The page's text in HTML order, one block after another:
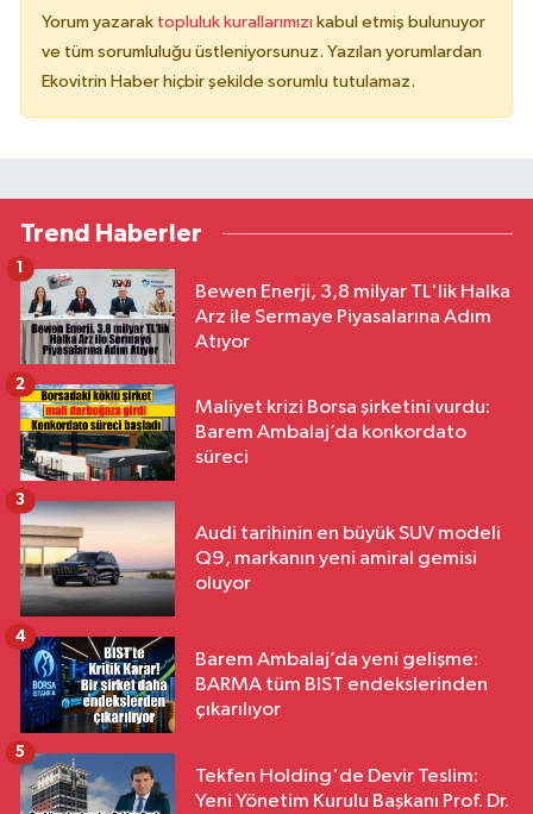
Yorum yazarak topluluk kurallarımızı kabul etmiş bulunuyor
ve tüm sorumluluğu üstleniyorsunuz. Yazılan yorumlardan
Ekovitrin Haber hiçbir şekilde sorumlu tutulamaz.
Trend Haberler
Bewen Enerji, 3,8 milyar TL'lik Halka
Arz ile Sermaye Piyasalarına Adım
Atıyor
1
Maliyet krizi Borsa şirketini vurdu:
Barem Ambalaj’da konkordato
süreci
2
Audi tarihinin en büyük SUV modeli
Q9, markanın yeni amiral gemisi
oluyor
3
Barem Ambalaj’da yeni gelişme:
BARMA tüm BIST endekslerinden
çıkarılıyor
4
Tekfen Holding'de Devir Teslim:
Yeni Yönetim Kurulu Başkanı Prof. Dr.
5